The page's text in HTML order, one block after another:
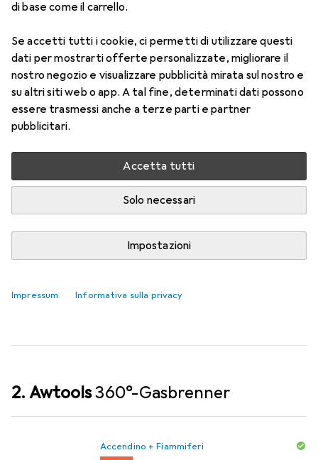
di base come il carrello.
Se accetti tutti i cookie, ci permetti di utilizzare questi
dati per mostrarti offerte personalizzate, migliorare il
nostro negozio e visualizzare pubblicità mirata sul nostro e
su altri siti web o app. A tal fine, determinati dati possono
essere trasmessi anche a terze parti e partner
pubblicitari.
Accetta tutti
Solo necessari
Impostazioni
Impressum Informativa sulla privacy
1. TrueFIREWIRE TURBOJET LIGHTER
Feuerzeug
Il TURBOJET FIREWIRE di TRUE è un elegante
accendino a gas con tecnologia di fiamma
turbojet a prova di vento. Grazie al meccanismo
di apertura con una sola mano
più
Accendino + Fiammiferi
−10%
solo 1 pezzoin vendita
ancora solo 1 pezzoin vendita
anziché EUR
2. Awtools360°-Gasbrenner
Accendino + Fiammiferi